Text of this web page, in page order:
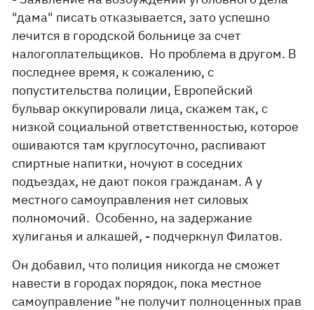
"дама" писать отказывается, зато успешно
лечится в городской больнице за счет
налогоплательщиков. Но проблема в другом. В
последнее время, к сожалению, с
попустительства полиции, Европейский
бульвар оккупировали лица, скажем так, с
низкой социальной ответственностью, которое
ошиваются там круглосуточно, распивают
спиртные напитки, ночуют в соседних
подъездах, не дают покоя гражданам. А у
местного самоуправления нет силовых
полномочий. Особенно, на задержание
хулиганья и алкашей, - подчеркнул Филатов.
Он добавил, что полиция никогда не сможет
навести в городах порядок, пока местное
самоуправление "не получит полноценных прав